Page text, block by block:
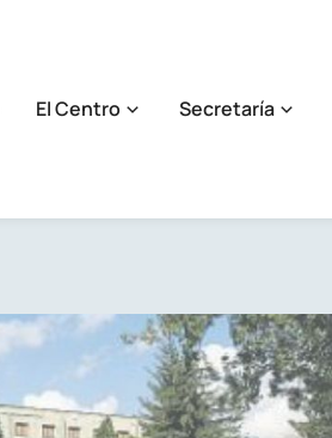
El Centro Secretaría